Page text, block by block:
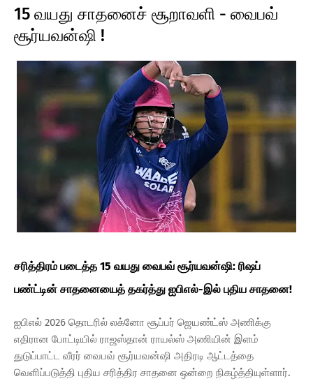
S
15 வயது சாதனைச் சூறாவளி - வைபவ்
சூர்யவன்ஷி !
சரித்திரம் படைத்த 15 வயது வைபவ் சூர்யவன்ஷி: ரிஷப்
பண்ட்டின் சாதனையைத் தகர்த்து ஐபிஎல்-இல் புதிய சாதனை!
ஐபிஎல் 2026 தொடரில் லக்னோ சூப்பர் ஜெயண்ட்ஸ் அணிக்கு
எதிரான போட்டியில் ராஜஸ்தான் ராயல்ஸ் அணியின் இளம்
துடுப்பாட்ட வீரர் வைபவ் சூர்யவன்ஷி அதிரடி ஆட்டத்தை
வெளிப்படுத்தி புதிய சரித்திர சாதனை ஒன்றை நிகழ்த்தியுள்ளார்.